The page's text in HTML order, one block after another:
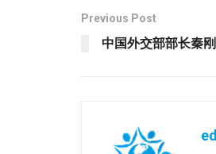
Previous Post
中国外交部部长秦